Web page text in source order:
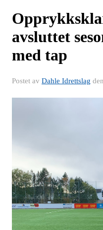
avsluttet
med tap
Postet av Dahle Idrettslag den